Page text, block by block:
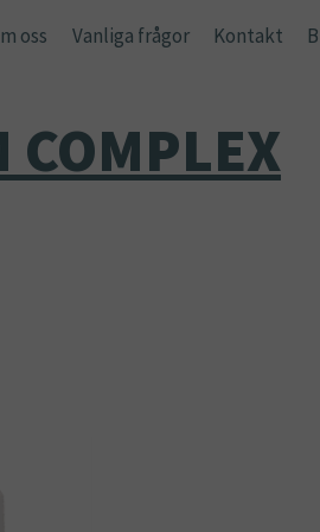
oss Vanliga frågor Kontakt
COMPLEX